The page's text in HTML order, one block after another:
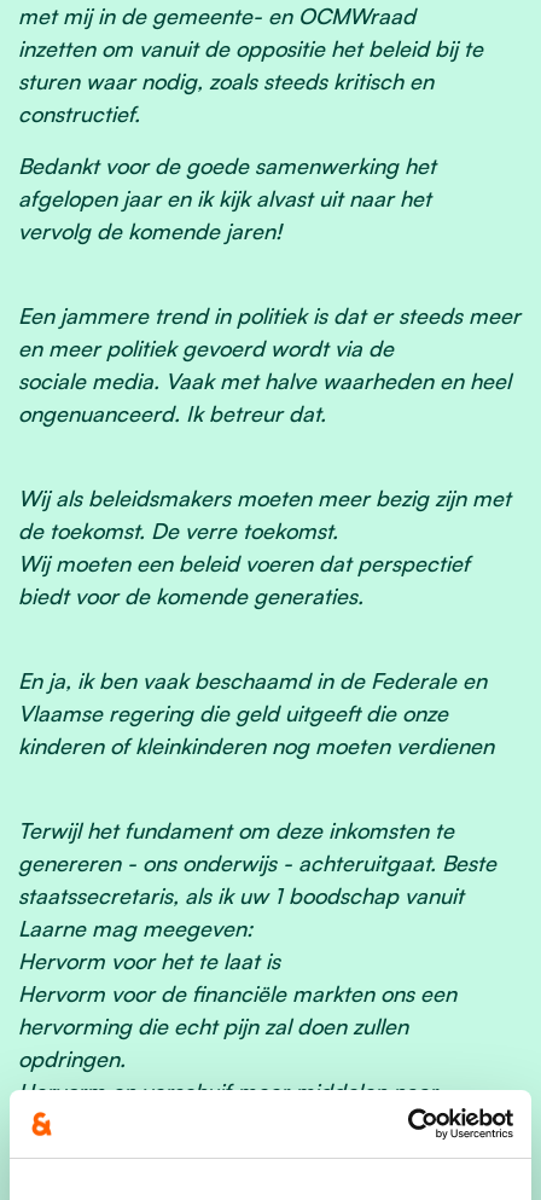
met mij in de gemeente- en OCMWraad
inzetten om vanuit de oppositie het beleid bij te
sturen waar nodig, zoals steeds kritisch en
constructief.
Bedankt voor de goede samenwerking het
afgelopen jaar en ik kijk alvast uit naar het
vervolg de komende jaren!
Een jammere trend in politiek is dat er steeds meer
en meer politiek gevoerd wordt via de
sociale media. Vaak met halve waarheden en heel
ongenuanceerd. Ik betreur dat.
Wij als beleidsmakers moeten meer bezig zijn met
de toekomst. De verre toekomst.
Wij moeten een beleid voeren dat perspectief
biedt voor de komende generaties.
En ja, ik ben vaak beschaamd in de Federale en
Vlaamse regering die geld uitgeeft die onze
kinderen of kleinkinderen nog moeten verdienen
Terwijl het fundament om deze inkomsten te
genereren - ons onderwijs - achteruitgaat. Beste
staatssecretaris, als ik uw 1 boodschap vanuit
Laarne mag meegeven:
Hervorm voor het te laat is
Hervorm voor de financiële markten ons een
hervorming die echt pijn zal doen zullen
opdringen.
Hervorm en verschuif meer middelen naar
onderwijs zodat onze kinderen - ons levend
kapitaal - gewapend zijn voor de toekomst. En